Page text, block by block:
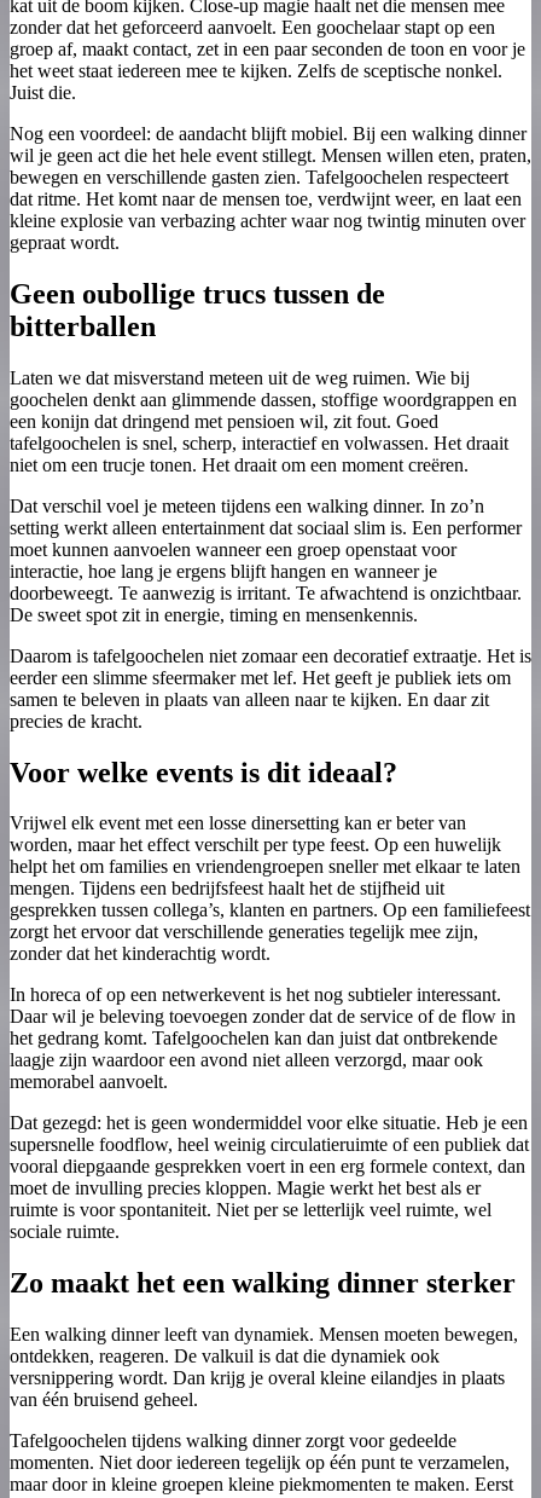
kat uit de boom kijken. Close-up magie haalt net die mensen mee
zonder dat het geforceerd aanvoelt. Een goochelaar stapt op een
groep af, maakt contact, zet in een paar seconden de toon en voor je
het weet staat iedereen mee te kijken. Zelfs de sceptische nonkel.
Juist die.
Nog een voordeel: de aandacht blijft mobiel. Bij een walking dinner
wil je geen act die het hele event stillegt. Mensen willen eten, praten,
bewegen en verschillende gasten zien. Tafelgoochelen respecteert
dat ritme. Het komt naar de mensen toe, verdwijnt weer, en laat een
kleine explosie van verbazing achter waar nog twintig minuten over
gepraat wordt.
Geen oubollige trucs tussen de
bitterballen
Laten we dat misverstand meteen uit de weg ruimen. Wie bij
goochelen denkt aan glimmende dassen, stoffige woordgrappen en
een konijn dat dringend met pensioen wil, zit fout. Goed
tafelgoochelen is snel, scherp, interactief en volwassen. Het draait
niet om een trucje tonen. Het draait om een moment creëren.
Dat verschil voel je meteen tijdens een walking dinner. In zo’n
setting werkt alleen entertainment dat sociaal slim is. Een performer
moet kunnen aanvoelen wanneer een groep openstaat voor
interactie, hoe lang je ergens blijft hangen en wanneer je
doorbeweegt. Te aanwezig is irritant. Te afwachtend is onzichtbaar.
De sweet spot zit in energie, timing en mensenkennis.
Daarom is tafelgoochelen niet zomaar een decoratief extraatje. Het is
eerder een slimme sfeermaker met lef. Het geeft je publiek iets om
samen te beleven in plaats van alleen naar te kijken. En daar zit
precies de kracht.
Voor welke events is dit ideaal?
Vrijwel elk event met een losse dinersetting kan er beter van
worden, maar het effect verschilt per type feest. Op een huwelijk
helpt het om families en vriendengroepen sneller met elkaar te laten
mengen. Tijdens een bedrijfsfeest haalt het de stijfheid uit
gesprekken tussen collega’s, klanten en partners. Op een familiefeest
zorgt het ervoor dat verschillende generaties tegelijk mee zijn,
zonder dat het kinderachtig wordt.
In horeca of op een netwerkevent is het nog subtieler interessant.
Daar wil je beleving toevoegen zonder dat de service of de flow in
het gedrang komt. Tafelgoochelen kan dan juist dat ontbrekende
laagje zijn waardoor een avond niet alleen verzorgd, maar ook
memorabel aanvoelt.
Dat gezegd: het is geen wondermiddel voor elke situatie. Heb je een
supersnelle foodflow, heel weinig circulatieruimte of een publiek dat
vooral diepgaande gesprekken voert in een erg formele context, dan
moet de invulling precies kloppen. Magie werkt het best als er
ruimte is voor spontaniteit. Niet per se letterlijk veel ruimte, wel
sociale ruimte.
Zo maakt het een walking dinner sterker
Een walking dinner leeft van dynamiek. Mensen moeten bewegen,
ontdekken, reageren. De valkuil is dat die dynamiek ook
versnippering wordt. Dan krijg je overal kleine eilandjes in plaats
van één bruisend geheel.
Tafelgoochelen tijdens walking dinner zorgt voor gedeelde
momenten. Niet door iedereen tegelijk op één punt te verzamelen,
maar door in kleine groepen kleine piekmomenten te maken. Eerst